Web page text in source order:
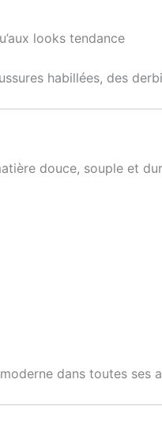
looks tendance
habillées, des
douce, souple et
dans toutes ses